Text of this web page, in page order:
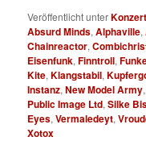
Veröffentlicht unter
Absurd Minds,Alphaville,
Chainreactor,
Eisenfunk,Finntroll,
Kite,Klangstabil,
Instanz,New Model Army
Public Image Ltd,Silke
Eyes,Vermaledeyt,
Xotox